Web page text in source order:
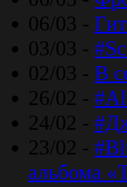
06/03 -
03/03 -
02/03 - В
26/02 -
24/02 -
23/02 -
альбома